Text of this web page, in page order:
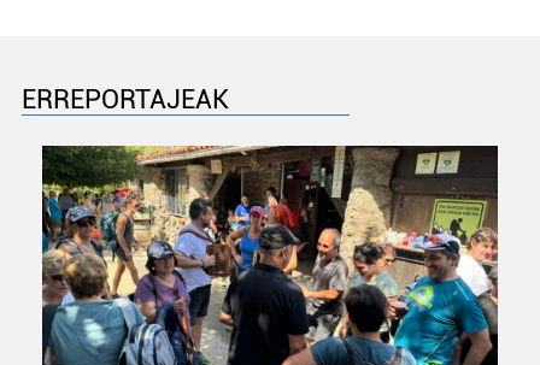
ERREPORTAJEAK